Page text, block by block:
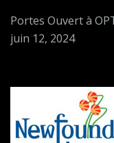
Portes Ouvert à
juin 12, 2024